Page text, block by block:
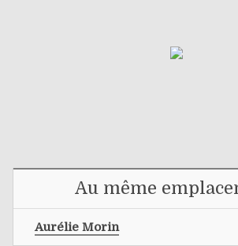
Au même
Aurélie Morin